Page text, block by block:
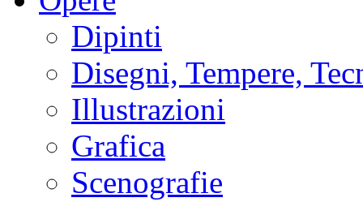
Dipinti
Disegni, Tempere,
Illustrazioni
Grafica
Scenografie